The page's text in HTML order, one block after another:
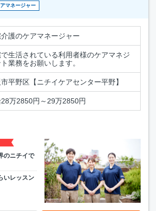
マネージャー
介護のケアマネージャー
生活されている利用者様のケアマネジ
ト業務をお願いします。
平野区【ニチイケアセンター平野】
28万2850円～29万2850円
のニチイで
いレッスン